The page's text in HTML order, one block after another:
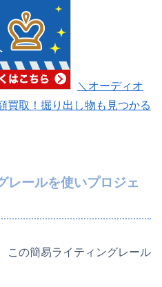
＼オーディオ
買取！掘り出し物も見つかる
レールを使いプロジェ
この簡易ライティングレール